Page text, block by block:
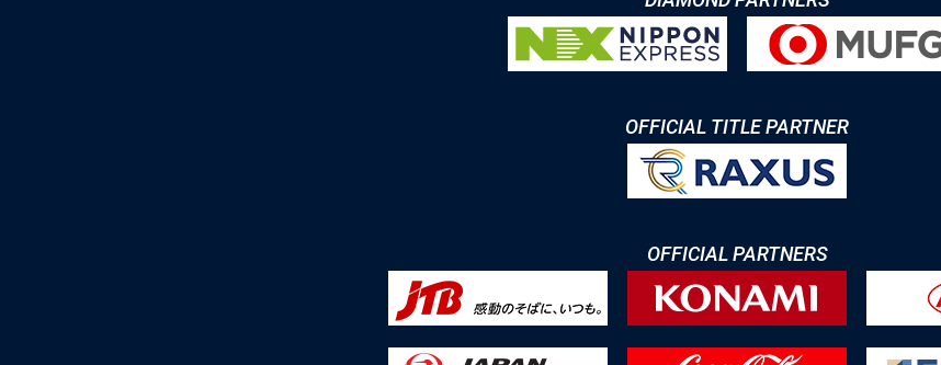
OFFICIAL TITLE PARTNER
OFFICIAL PARTNERS